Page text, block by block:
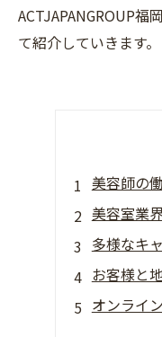
ACTJAPANGROUP
て紹介していきます。
美容師の
美容室業
多様なキ
お客様と
オンライ